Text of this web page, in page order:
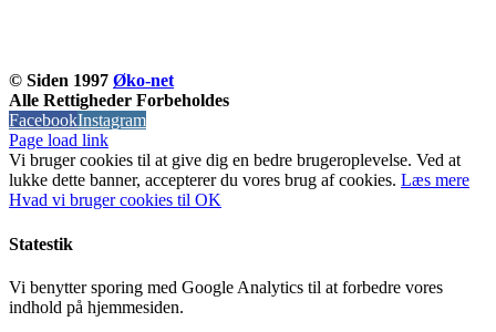
© Siden 1997 Øko-net
Alle Rettigheder Forbeholdes
FacebookInstagram
Page load link
Vi bruger cookies til at give dig en bedre brugeroplevelse. Ved at
lukke dette banner, accepterer du vores brug af ​​cookies. Læs mere
Hvad vi bruger cookies til OK
Statestik
Vi benytter sporing med Google Analytics til at forbedre vores
indhold på hjemmesiden.